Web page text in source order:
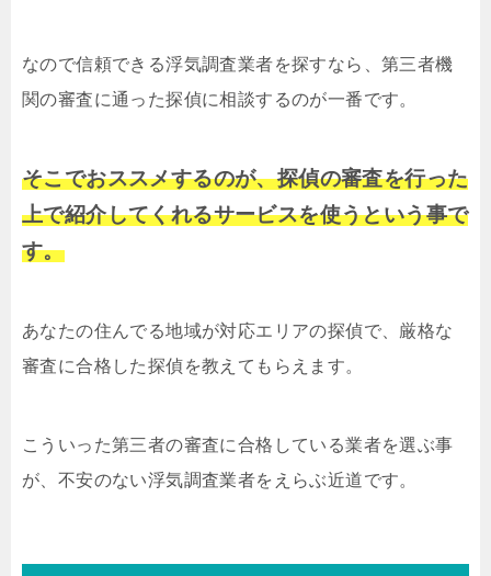
なので信頼できる浮気調査業者を探すなら、第三者機
関の審査に通った探偵に相談するのが一番です。
そこでおススメするのが、探偵の審査を行った
上で紹介してくれるサービスを使うという事で
す。
あなたの住んでる地域が対応エリアの探偵で、厳格な
審査に合格した探偵を教えてもらえます。
こういった第三者の審査に合格している業者を選ぶ事
が、不安のない浮気調査業者をえらぶ近道です。